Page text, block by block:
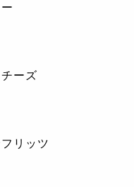
ーズ
リッツ